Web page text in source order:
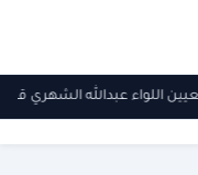
اللواء عبدالله الشهري